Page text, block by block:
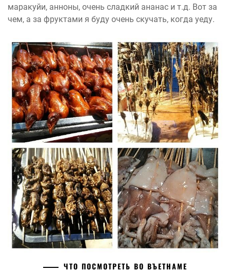
маракуйи, анноны, очень сладкий ананас и т.д. Вот за
чем, а за фруктами я буду очень скучать, когда уеду.
ЧТО ПОСМОТРЕТЬ ВО ВЪЕТНАМЕ